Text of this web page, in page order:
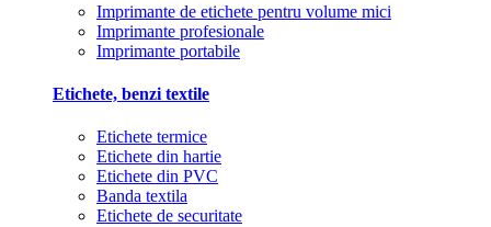
Imprimante de etichete pentru volume mici
Imprimante profesionale
Imprimante portabile
Etichete, benzi textile
Etichete termice
Etichete din hartie
Etichete din PVC
Banda textila
Etichete de securitate